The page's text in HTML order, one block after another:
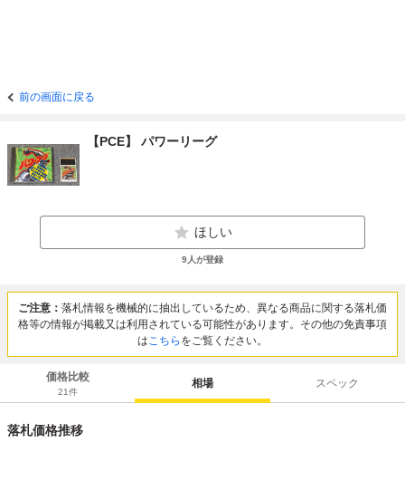
前の画面に戻る
【PCE】 パワーリーグ
ほしい
9人が登録
ご注意： 落札情報を機械的に抽出しているため、異なる商品に関する落札価
格等の情報が掲載又は利用されている可能性があります。その他の免責事項
はこちら をご覧ください。
価格比較
21件
相場 スペック
落札価格推移